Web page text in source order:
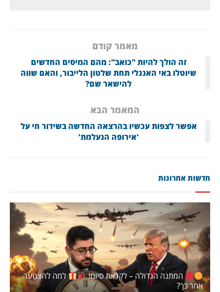
מאמר קודם
זה הולך להיות "כואב": מהם המיסים החדשים
שיוטלו באי האנגלי תחת שלטון הלייבור, והאם שווה
להישאר שם?
המאמר הבא
אפשר לצפות עכשיו בהרצאה החדשה בשידור חי על
'אירופה הנעלמת'
חדשות אחרונות
המתנה הגדולה – לקראת סיום!
למה להצטער
אחר כך?